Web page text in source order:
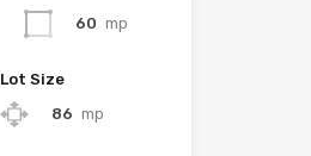
60 mp
Lot Size
86 mp